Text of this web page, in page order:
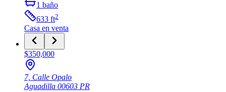
1 baño
633 ft2
Casa en venta
$350,000
7, Calle Opalo
Aguadilla 00603 PR